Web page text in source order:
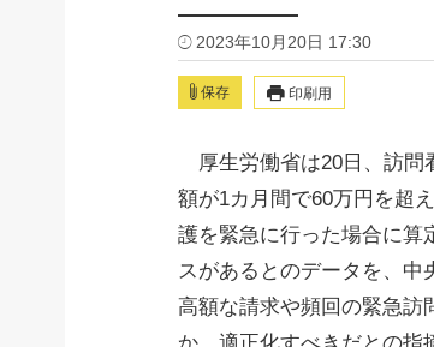
2023年10月20日 17:30
保存 印刷用
厚生労働省は20日、訪問
額が1カ月間で60万円を超
護を緊急に行った場合に算
スがあるとのデータを、中
高額な請求や頻回の緊急訪